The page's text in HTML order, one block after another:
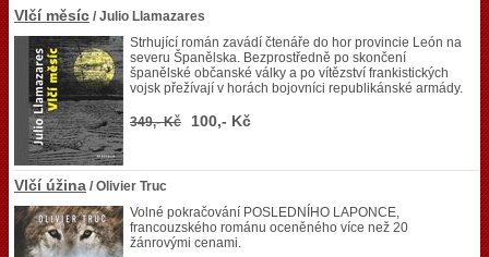
Vlčí měsíc / Julio Llamazares
Strhující román zavádí čtenáře do hor provincie León na
severu Španělska. Bezprostředně po skončení
španělské občanské války a po vítězství frankistických
vojsk přežívají v horách bojovníci republikánské armády.
349,- Kč 100,- Kč
Vlčí úžina / Olivier Truc
Volné pokračování POSLEDNÍHO LAPONCE,
francouzského románu oceněného více než 20
žánrovými cenami.